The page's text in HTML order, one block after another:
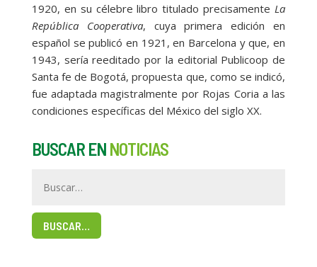
1920, en su célebre libro titulado precisamenteLa
República Cooperativa, cuya primera edición en
español se publicó en 1921, en Barcelona y que, en
1943, sería reeditado por la editorial Publicoop de
Santa fe de Bogotá, propuesta que, como se indicó,
fue adaptada magistralmente por Rojas Coria a las
condiciones específicas del México del siglo XX.
BUSCAR EN NOTICIAS
BUSCAR…